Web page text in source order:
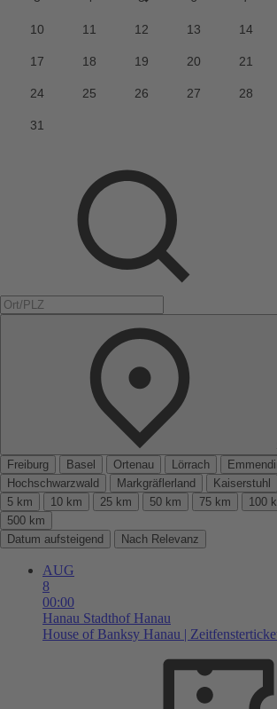
Freiburg
Basel Ortenau Lörrach
Hochschwarzwald
Markgräflerland Kaiserstuhl
5 km
10 km 25 km 50 km 75 km 100
500 km
Datum aufsteigend
Nach Relevanz
AUG
8
00:00
Hanau Stadthof Hanau
House of Banksy Hanau |